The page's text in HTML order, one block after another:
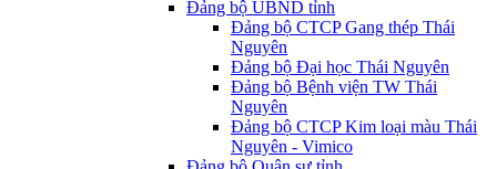
Đảng bộ UBND tỉnh
Đảng bộ CTCP Gang thép Thái
Nguyên
Đảng bộ Đại học Thái Nguyên
Đảng bộ Bệnh viện TW Thái
Nguyên
Đảng bộ CTCP Kim loại màu Thái
Nguyên - Vimico